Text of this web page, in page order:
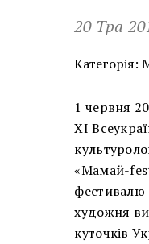
20 Тра
Категорія:
1 червня
ХІ
«Мамай-
фестивалю
художня
куточків